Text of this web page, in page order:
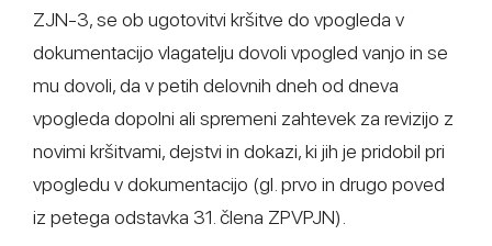
ZJN-3, se ob ugotovitvi kršitve do vpogleda v
dokumentacijo vlagatelju dovoli vpogled vanjo in se
mu dovoli, da v petih delovnih dneh od dneva
vpogleda dopolni ali spremeni zahtevek za revizijo z
novimi kršitvami, dejstvi in dokazi, ki jih je pridobil pri
vpogledu v dokumentacijo (gl. prvo in drugo poved
iz petega odstavka 31. člena ZPVPJN).